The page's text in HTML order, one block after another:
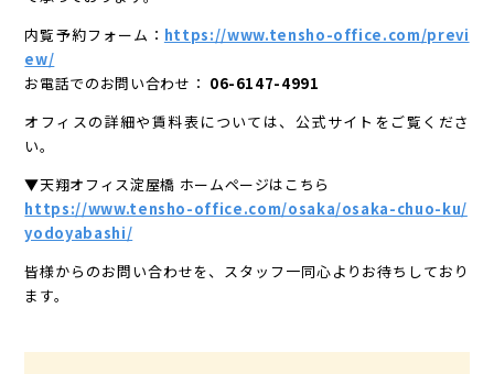
内覧予約フォーム： https://www.tensho-office.com/previ
ew/
お電話でのお問い合わせ： 06-6147-4991
オフィスの詳細や賃料表については、公式サイトをご覧くださ
い。
▼天翔オフィス淀屋橋 ホームページはこちら
https://www.tensho-office.com/osaka/osaka-chuo-ku/
yodoyabashi/
皆様からのお問い合わせを、スタッフ一同心よりお待ちしており
ます。